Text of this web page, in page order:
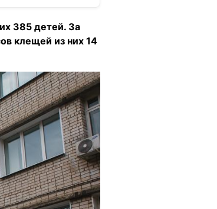
385 детей. За
клещей из них 14